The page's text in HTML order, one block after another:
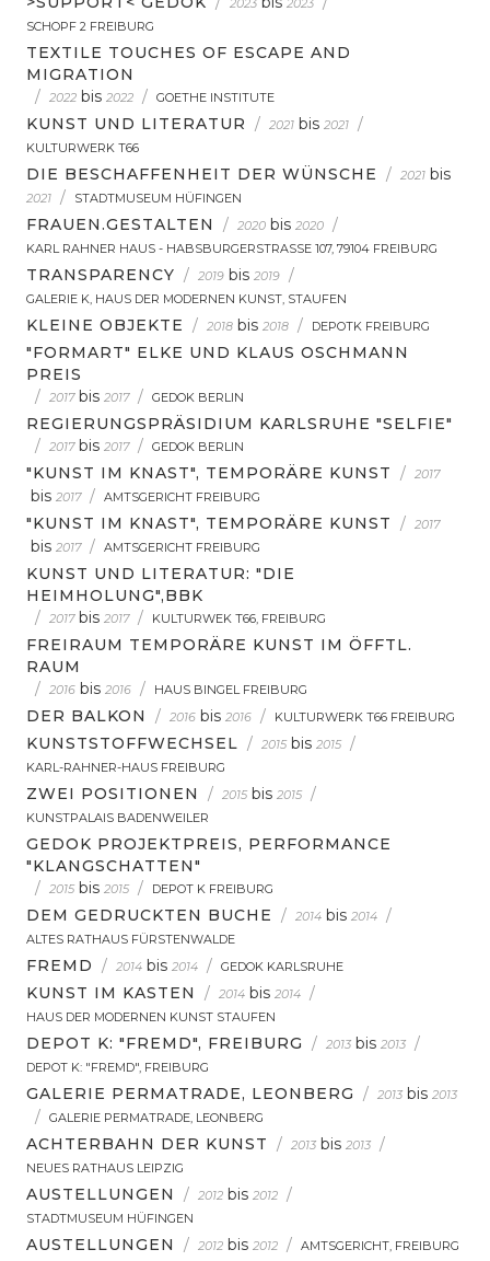
2023 2023
SCHOPF 2 FREIBURG
TEXTILE TOUCHES OF ESCAPE AND
MIGRATION
/ 2022 bis 2022 / GOETHE INSTITUTE
KUNST UND LITERATUR / 2021 bis 2021 /
KULTURWERK T66
DIE BESCHAFFENHEIT DER WÜNSCHE / 2021 bis
2021 / STADTMUSEUM HÜFINGEN
FRAUEN.GESTALTEN / 2020 bis 2020 /
KARL RAHNER HAUS - HABSBURGERSTRASSE 107, 79104 FREIBURG
TRANSPARENCY / 2019 bis 2019 /
GALERIE K, HAUS DER MODERNEN KUNST, STAUFEN
KLEINE OBJEKTE / 2018 bis 2018 / DEPOTK FREIBURG
"FORMART" ELKE UND KLAUS OSCHMANN
PREIS
/ 2017 bis 2017 / GEDOK BERLIN
REGIERUNGSPRÄSIDIUM KARLSRUHE "SELFIE"
/ 2017 bis 2017 / GEDOK BERLIN
"KUNST IM KNAST", TEMPORÄRE KUNST / 2017
bis 2017 / AMTSGERICHT FREIBURG
"KUNST IM KNAST", TEMPORÄRE KUNST / 2017
bis 2017 / AMTSGERICHT FREIBURG
KUNST UND LITERATUR: "DIE
HEIMHOLUNG",BBK
/ 2017 bis 2017 / KULTURWEK T66, FREIBURG
FREIRAUM TEMPORÄRE KUNST IM ÖFFTL.
RAUM
/ 2016 bis 2016 / HAUS BINGEL FREIBURG
DER BALKON / 2016 bis 2016 / KULTURWERK T66 FREIBURG
KUNSTSTOFFWECHSEL / 2015 bis 2015 /
KARL-RAHNER-HAUS FREIBURG
ZWEI POSITIONEN / 2015 bis 2015 /
KUNSTPALAIS BADENWEILER
GEDOK PROJEKTPREIS, PERFORMANCE
"KLANGSCHATTEN"
/ 2015 bis 2015 / DEPOT K FREIBURG
DEM GEDRUCKTEN BUCHE / 2014 bis 2014 /
ALTES RATHAUS FÜRSTENWALDE
FREMD / 2014 bis 2014 / GEDOK KARLSRUHE
KUNST IM KASTEN / 2014 bis 2014 /
HAUS DER MODERNEN KUNST STAUFEN
DEPOT K: "FREMD", FREIBURG / 2013 bis 2013 /
DEPOT K: "FREMD", FREIBURG
GALERIE PERMATRADE, LEONBERG / 2013 bis 2013
/ GALERIE PERMATRADE, LEONBERG
ACHTERBAHN DER KUNST / 2013 bis 2013 /
NEUES RATHAUS LEIPZIG
AUSTELLUNGEN / 2012 bis 2012 /
STADTMUSEUM HÜFINGEN
AUSTELLUNGEN / 2012 bis 2012 / AMTSGERICHT, FREIBURG